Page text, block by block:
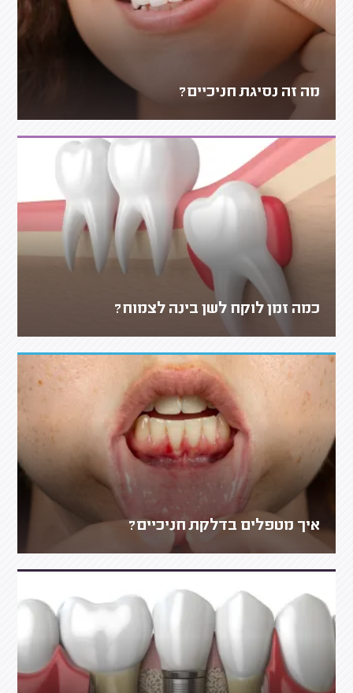
מה זה נסיגת חניכיים?
כמה זמן לוקח לשן בינה לצמוח?
איך מטפלים בדלקת חניכיים?